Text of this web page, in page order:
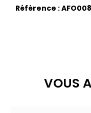
Référence :
VOUS